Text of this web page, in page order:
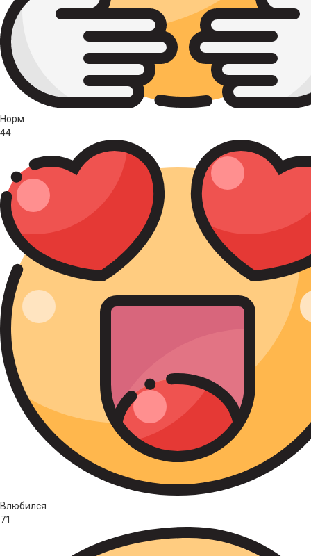
Норм
44
Влюбился
71